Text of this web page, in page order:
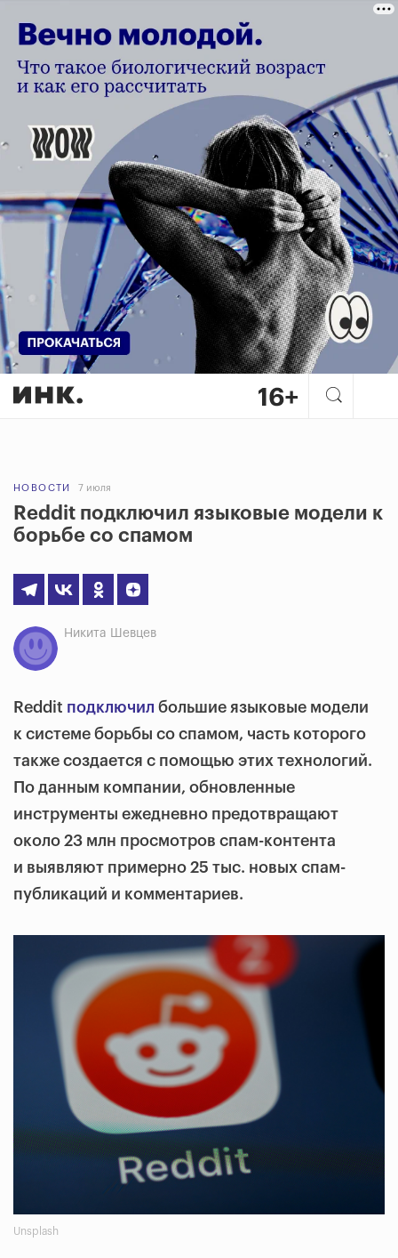
НОВОСТИ 7 июля
Reddit подключил языковые модели к
борьбе со спамом
Никита Шевцев
Reddit подключил большие языковые модели
к системе борьбы со спамом, часть которого
также создается с помощью этих технологий.
По данным компании, обновленные
инструменты ежедневно предотвращают
около 23 млн просмотров спам-контента
и выявляют примерно 25 тыс. новых спам-
публикаций и комментариев.
Unsplash